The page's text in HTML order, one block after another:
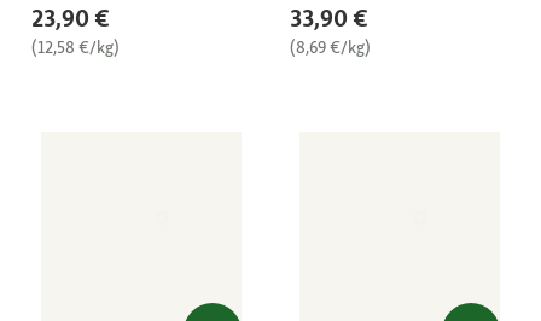
23,90 €
(12,58 €/kg)
33,90 €
(8,69 €/kg)